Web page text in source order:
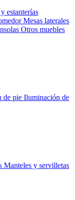
estanterías
Mesas laterales
Otros muebles
de pie Iluminación de
Manteles y servilletas